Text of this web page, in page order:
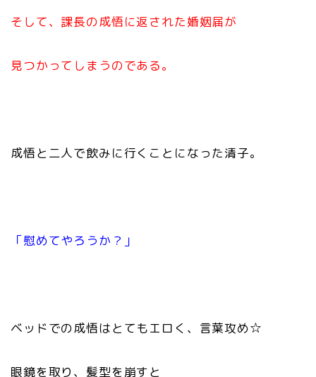
そして、課長の成悟に返された婚姻届が
見つかってしまうのである。
成悟と二人で飲みに行くことになった清子。
「慰めてやろうか？」
ベッドでの成悟はとてもエロく、言葉攻め☆
眼鏡を取り、髪型を崩すと